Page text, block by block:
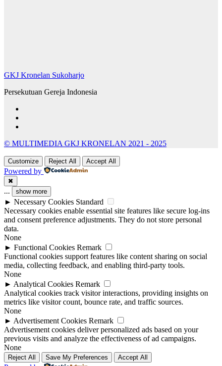
GKJ Kronelan Sukoharjo
Persekutuan Gereja Indonesia
© MULTIMEDIA GKJ KRONELAN 2021 - 2025
Customize Reject All Accept All
Powered by
✖
... show more
► Necessary Cookies Standard
Necessary cookies enable essential site features like secure log-ins
and consent preference adjustments. They do not store personal
data.
None
► Functional Cookies Remark
Functional cookies support features like content sharing on social
media, collecting feedback, and enabling third-party tools.
None
► Analytical Cookies Remark
Analytical cookies track visitor interactions, providing insights on
metrics like visitor count, bounce rate, and traffic sources.
None
► Advertisement Cookies Remark
Advertisement cookies deliver personalized ads based on your
previous visits and analyze the effectiveness of ad campaigns.
None
Reject All Save My Preferences Accept All